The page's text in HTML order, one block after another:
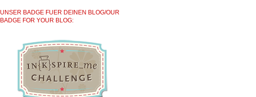
UNSER BADGE FUER DEINEN BLOG/OUR
BADGE FOR YOUR BLOG: